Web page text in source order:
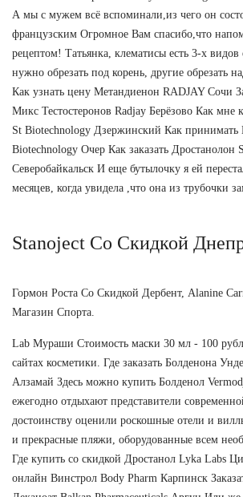
А мы с мужем всё вспоминали,из чего он
французским Огромное Вам спасибо,что
рецептом! Татьянка, клематисы есть 3-х
нужно обрезать под корень, другие обрезать
Как узнать цену Метандиенон RADJAY Сочи
Микс Тестостеронов Radjay Берёзово Как мне
St Biotechnology Дзержинский Как
Biotechnology Очер Как заказать Дростанолон
Северобайкальск И еще бутылочку я ей
месяцев, когда увидела ,что она из трубочки
Stanoject Со Скидкой
Гормон Роста Со Скидкой Дербент, Alanine
Магазин Спорта.
Lab Мураши Стоимость маски 30 мл - 100
сайтах косметики. Где заказать Болденона
Алзамай Здесь можно купить Болденол
ежегодно отдыхают представители
достоинству оценили роскошные отели и
и прекрасные пляжи, оборудованные всем
Где купить со скидкой Дростанол Lyka Labs
онлайн Винстрол Body Pharm Карпинск